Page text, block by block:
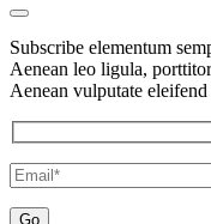
Subscribe elementum
Aenean leo ligula,
Aenean vulputate eleifend